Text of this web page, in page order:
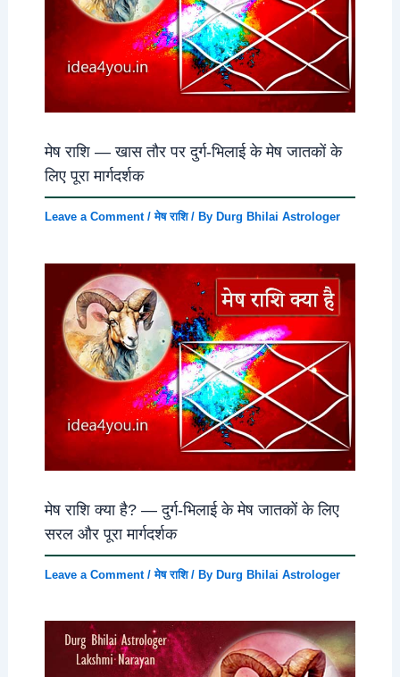
मेष राशि — खास तौर पर दुर्ग-भिलाई के मेष जातकों के
लिए पूरा मार्गदर्शक
Leave a Comment /मेष राशि/ By Durg Bhilai Astrologer
मेष राशि क्या है? — दुर्ग-भिलाई के मेष जातकों के लिए
सरल और पूरा मार्गदर्शक
Leave a Comment /मेष राशि/ By Durg Bhilai Astrologer